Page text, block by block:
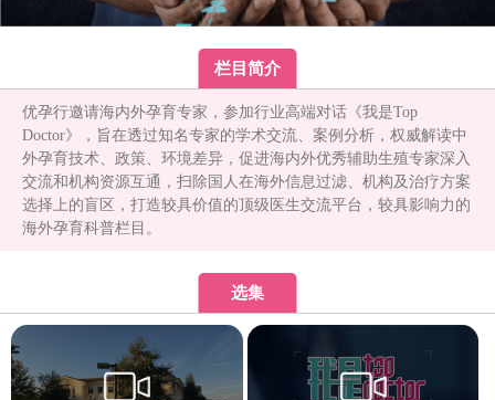
哈萨克试管
日本试管
冷冻卵子
赴美待产
优孕活动
优孕百科
栏目简介
优孕行邀请海内外孕育专家，参加行业高端对话《我是Top
Doctor》，旨在透过知名专家的学术交流、案例分析，权威解读中
外孕育技术、政策、环境差异，促进海内外优秀辅助生殖专家深入
交流和机构资源互通，扫除国人在海外信息过滤、机构及治疗方案
选择上的盲区，打造较具价值的顶级医生交流平台，较具影响力的
海外孕育科普栏目。
选集